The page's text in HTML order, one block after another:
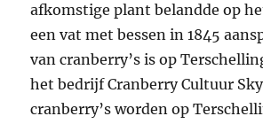
afkomstige plant belandde op
een vat met bessen in 1845
van cranberry’s is op
het bedrijf Cranberry Cultuur
cranberry’s worden op